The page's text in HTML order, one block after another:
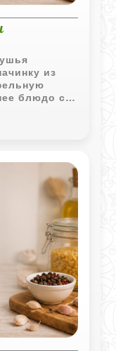
из
блюдо с
временем.